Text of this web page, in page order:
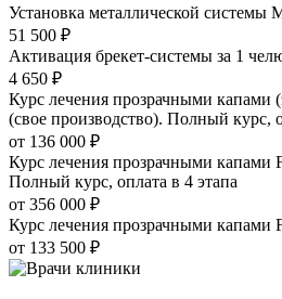
Установка металлической системы
51 500 ₽
Активация брекет-системы за 1
4 650 ₽
Курс лечения прозрачными капами
(свое производство). Полный курс,
от 136 000 ₽
Курс лечения прозрачными капами
Полный курс, оплата в 4 этапа
от 356 000 ₽
Курс лечения прозрачными капами
от 133 500 ₽